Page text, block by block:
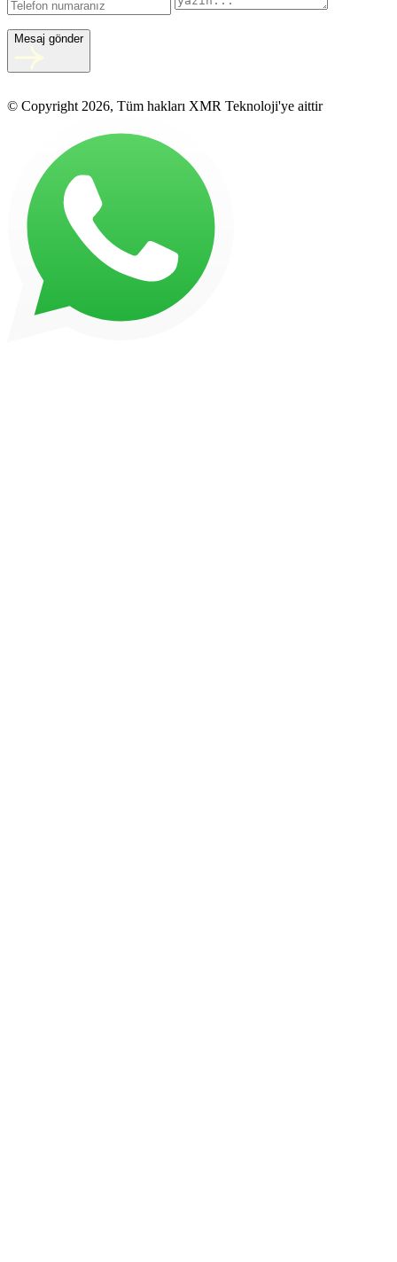
Mesaj gönder
© Copyright 2026, Tüm hakları XMR Teknoloji'ye aittir